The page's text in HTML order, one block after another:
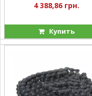
4 388,86 грн.
Купить